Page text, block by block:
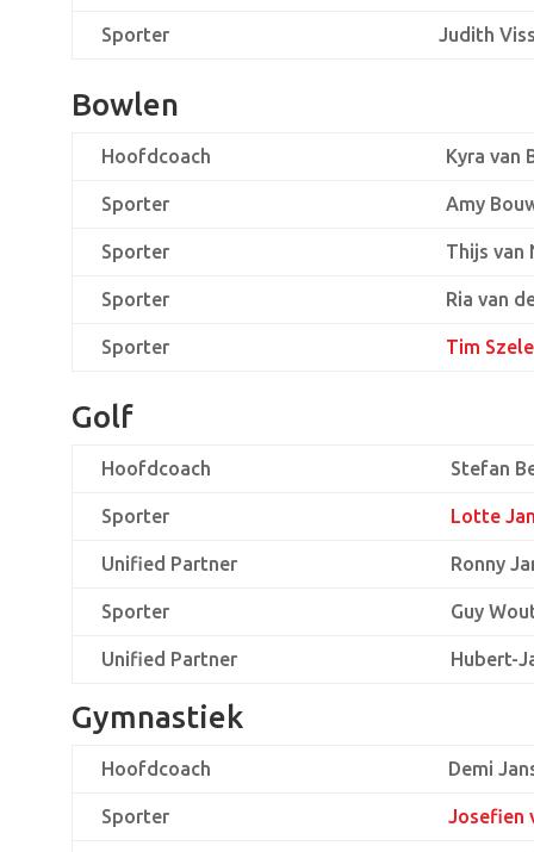
Sporter Judith
Bowlen
Hoofdcoach Kyra van
Sporter Amy
Sporter Thijs van
Sporter Ria van
Sporter Tim
Golf
Hoofdcoach Stefan
Sporter Lotte
Unified Partner Ronny
Sporter Guy
Unified Partner Hubert-
Gymnastiek
Hoofdcoach Demi
Sporter Josefien